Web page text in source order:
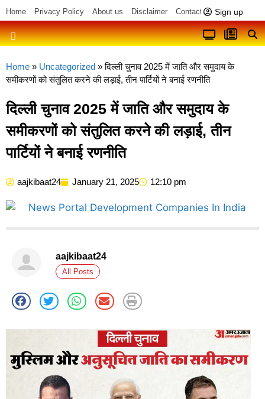
Home Privacy Policy About us Disclaimer Contact us Sign up
Home » Uncategorized »दिल्ली चुनाव 2025 में जाति और समुदाय के
समीकरणों को संतुलित करने की लड़ाई, तीन पार्टियों ने बनाई रणनीति
दिल्ली चुनाव 2025 में जाति और समुदाय के
समीकरणों को संतुलित करने की लड़ाई, तीन
पार्टियों ने बनाई रणनीति
aajkibaat24 January 21, 2025 12:10 pm
aajkibaat24
All Posts